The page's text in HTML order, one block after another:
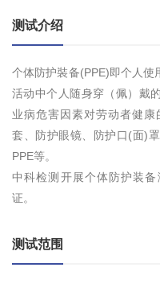
测试介绍
个体防护裝备(PPE)即个人使
活动中个人随身穿（佩）戴
业病危害因素对劳动者健
套、防护眼镜、防护口(面)
PPE等。
中科检测开展个体防护装备
证。
测试范围